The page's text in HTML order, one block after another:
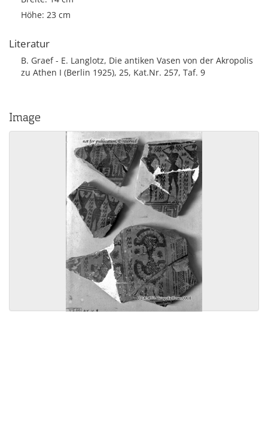
Höhe: 23 cm
Literatur
B. Graef - E. Langlotz, Die antiken Vasen von der Akropolis
zu Athen I (Berlin 1925), 25, Kat.Nr. 257, Taf. 9
Image